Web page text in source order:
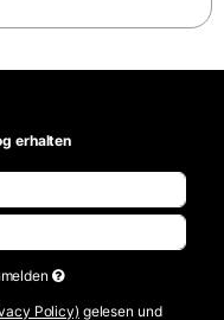
erhalten
Policy) gelesen und